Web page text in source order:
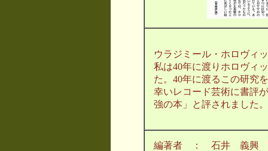
ウラジミール・ホロヴィ
私は40年に渡りホロヴィ
た。40年に渡るこの研究
幸いレコード芸術に書評
強の本」と評されました
編著者 ： 石井 義